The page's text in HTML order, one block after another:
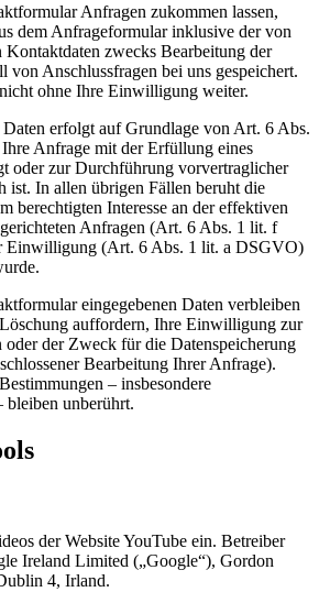
Anfragen zukommen lassen,
dem Anfrageformular inklusive der von
Kontaktdaten zwecks Bearbeitung der
von Anschlussfragen bei uns gespeichert.
ohne Ihre Einwilligung weiter.
erfolgt auf Grundlage von Art. 6 Abs.
Anfrage mit der Erfüllung eines
oder zur Durchführung vorvertraglicher
ist. In allen übrigen Fällen beruht die
berechtigten Interesse an der effektiven
Anfragen (Art. 6 Abs. 1 lit. f
Einwilligung (Art. 6 Abs. 1 lit. a DSGVO)
eingegebenen Daten verbleiben
auffordern, Ihre Einwilligung zur
der Zweck für die Datenspeicherung
Bearbeitung Ihrer Anfrage).
– insbesondere
bleiben unberührt.
der Website YouTube ein. Betreiber
Ireland Limited („Google“), Gordon
4, Irland.